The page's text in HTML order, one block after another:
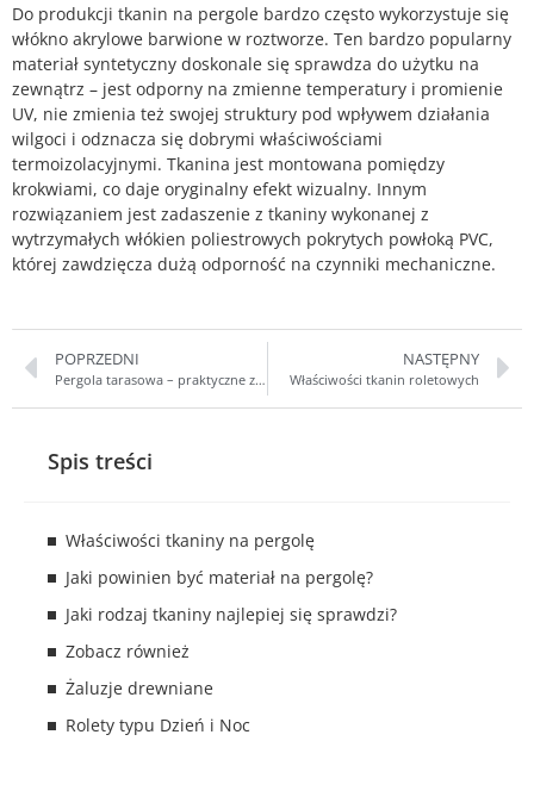
Do produkcji tkanin na pergole bardzo często wykorzystuje się
włókno akrylowe barwione w roztworze. Ten bardzo popularny
materiał syntetyczny doskonale się sprawdza do użytku na
zewnątrz – jest odporny na zmienne temperatury i promienie
UV, nie zmienia też swojej struktury pod wpływem działania
wilgoci i odznacza się dobrymi właściwościami
termoizolacyjnymi. Tkanina jest montowana pomiędzy
krokwiami, co daje oryginalny efekt wizualny. Innym
rozwiązaniem jest zadaszenie z tkaniny wykonanej z
wytrzymałych włókien poliestrowych pokrytych powłoką PVC,
której zawdzięcza dużą odporność na czynniki mechaniczne.
POPRZEDNI
Pergola tarasowa – praktyczne zadaszenie i estetyczne wykończenie tarasu
NASTĘPNY
Właściwości tkanin roletowych
Spis treści
Właściwości tkaniny na pergolę
Jaki powinien być materiał na pergolę?
Jaki rodzaj tkaniny najlepiej się sprawdzi?
Zobacz również
Żaluzje drewniane
Rolety typu Dzień i Noc